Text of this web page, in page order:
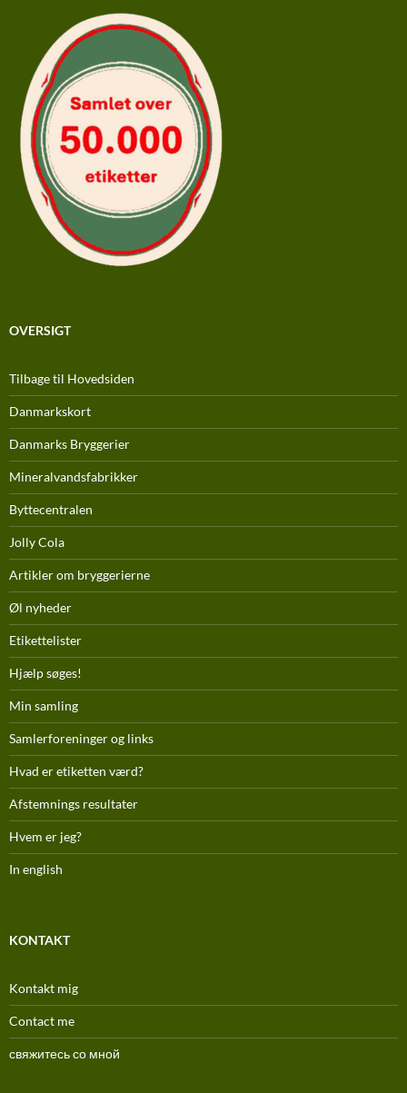
OVERSIGT
Tilbage til Hovedsiden
Danmarkskort
Danmarks Bryggerier
Mineralvandsfabrikker
Byttecentralen
Jolly Cola
Artikler om bryggerierne
Øl nyheder
Etikettelister
Hjælp søges!
Min samling
Samlerforeninger og links
Hvad er etiketten værd?
Afstemnings resultater
Hvem er jeg?
In english
KONTAKT
Kontakt mig
Contact me
свяжитесь со мной